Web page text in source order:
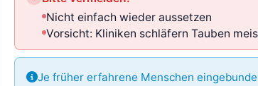
Nicht einfach wieder aussetzen
Vorsicht: Kliniken schläfern Tauben
Je früher erfahrene Menschen